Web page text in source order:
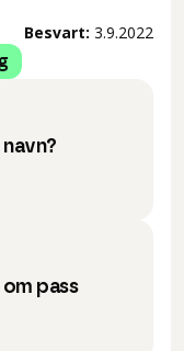
Besvart: 3.9.2022
pass